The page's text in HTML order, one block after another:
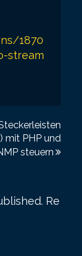
1870
stream
mit PHP und
steuern
Re